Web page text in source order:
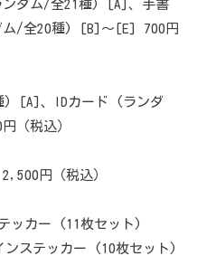
ンダム/全21種) [A]、手書
ム/全20種) [B]～[E] 700円
) [A]、IDカード (ランダ
（税込）
円（税込）
ッカー (11枚セット)
ステッカー (10枚セット)